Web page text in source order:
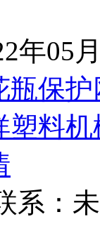
年05
瓶保
塑料机
系：